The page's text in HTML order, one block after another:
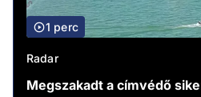
1 perc
Radar
Megszakadt a címvédő